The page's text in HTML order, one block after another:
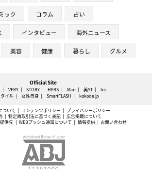
ック コラム 占い
インタビュー 海外ニュース
美容 健康 暮らし グルメ
Official Site
VERY STORY HERS Mart 美ST
bis
イル
女性自身 SmartFLASH kokode.jp
ついて コンテンツポリシー
プライバシーポリシー
特定商取引法に基づく表記
広告掲載について
供先 WEBプッシュ通知について 情報提供 お問い合わせ